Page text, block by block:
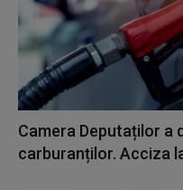
Camera Deputaților a
carburanților. Acciza